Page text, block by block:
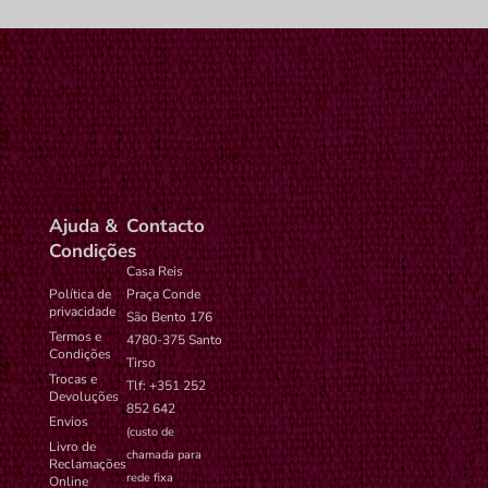
Ajuda &
Condições
Política de
privacidade
Termos e
Condições
Trocas e
Devoluções
Envios
Livro de
Reclamações
Online
Contacto
Casa Reis
Praça Conde
São Bento 176
4780-375 Santo
Tirso
Tlf: +351 252
852 642
(custo de
chamada para
rede fixa